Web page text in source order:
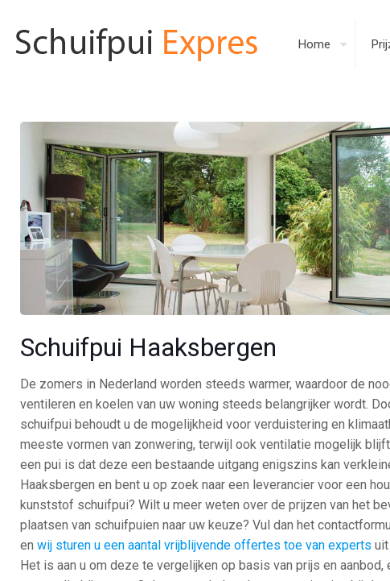
Home
Schuifpui Haaksbergen
De zomers in Nederland worden steeds warmer, waardoor de
ventileren en koelen van uw woning steeds belangrijker wordt.
schuifpui behoudt u de mogelijkheid voor verduistering en
meeste vormen van zonwering, terwijl ook ventilatie mogelijk
een pui is dat deze een bestaande uitgang enigszins kan
Haaksbergen en bent u op zoek naar een leverancier voor een
kunststof schuifpui? Wilt u meer weten over de prijzen van het
plaatsen van schuifpuien naar uw keuze? Vul dan het
enwij sturen u een aantal vrijblijvende offertes toe van experts
Het is aan u om deze te vergelijken op basis van prijs en aanbod,